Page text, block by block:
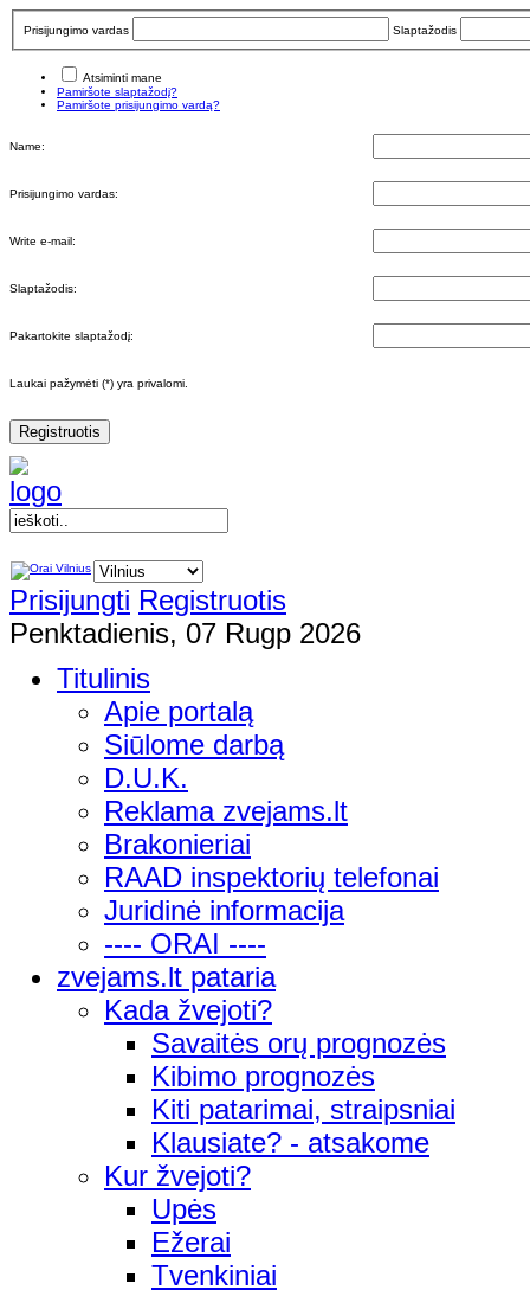
Prisijungimo vardas Slaptažodis
Atsiminti mane
Pamiršote slaptažodį?
Pamiršote prisijungimo vardą?
Name:
Prisijungimo vardas:
Write e-mail:
Slaptažodis:
Pakartokite slaptažodį:
Laukai pažymėti (*) yra privalomi.
Registruotis
Prisijungti Registruotis
Penktadienis, 07 Rugp 2026
Titulinis
Apie portalą
Siūlome darbą
D.U.K.
Reklama zvejams.lt
Brakonieriai
RAAD inspektorių telefonai
Juridinė informacija
---- ORAI ----
zvejams.lt pataria
Kada žvejoti?
Savaitės orų prognozės
Kibimo prognozės
Kiti patarimai, straipsniai
Klausiate? - atsakome
Kur žvejoti?
Upės
Ežerai
Tvenkiniai